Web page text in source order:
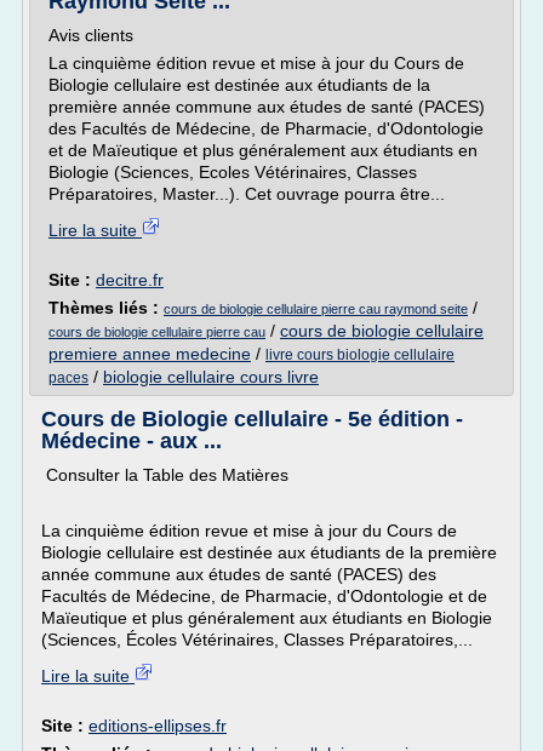
Avis clients
La cinquième édition revue et mise à jour du Cours de
Biologie cellulaire est destinée aux étudiants de la
première année commune aux études de santé (PACES)
des Facultés de Médecine, de Pharmacie, d'Odontologie
et de Maïeutique et plus généralement aux étudiants en
Biologie (Sciences, Ecoles Vétérinaires, Classes
Préparatoires, Master...). Cet ouvrage pourra être...
Lire la suite
Site : decitre.fr
Thèmes liés : cours de biologie cellulaire pierre cau raymond seite /
cours de biologie cellulaire pierre cau / cours de biologie cellulaire
premiere annee medecine / livre cours biologie cellulaire
paces / biologie cellulaire cours livre
Cours de Biologie cellulaire - 5e édition -
Médecine - aux ...
Consulter la Table des Matières
La cinquième édition revue et mise à jour du Cours de
Biologie cellulaire est destinée aux étudiants de la première
année commune aux études de santé (PACES) des
Facultés de Médecine, de Pharmacie, d'Odontologie et de
Maïeutique et plus généralement aux étudiants en Biologie
(Sciences, Écoles Vétérinaires, Classes Préparatoires,...
Lire la suite
Site : editions-ellipses.fr